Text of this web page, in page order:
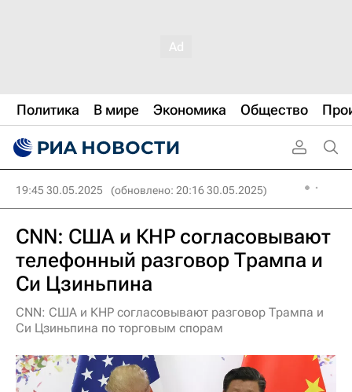
Политика В мире Экономика Общество
19:45 30.05.2025 (обновлено: 20:16 30.05.2025)
CNN: США и КНР согласовывают
телефонный разговор Трампа и
Си Цзиньпина
CNN: США и КНР согласовывают разговор Трампа и
Си Цзиньпина по торговым спорам